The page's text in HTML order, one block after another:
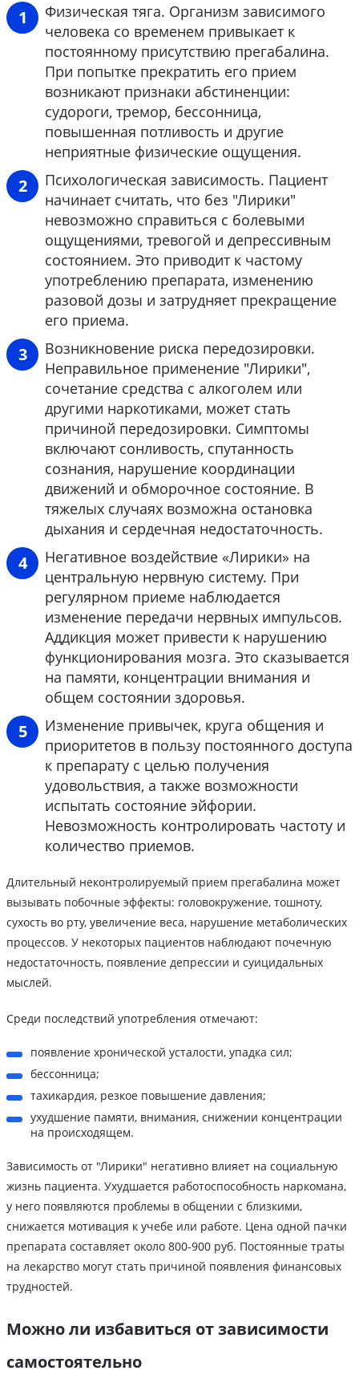
Физическая тяга. Организм зависимого
человека со временем привыкает к
постоянному присутствию прегабалина.
При попытке прекратить его прием
возникают признаки абстиненции:
судороги, тремор, бессонница,
повышенная потливость и другие
неприятные физические ощущения.
Психологическая зависимость. Пациент
начинает считать, что без "Лирики"
невозможно справиться с болевыми
ощущениями, тревогой и депрессивным
состоянием. Это приводит к частому
употреблению препарата, изменению
разовой дозы и затрудняет прекращение
его приема.
Возникновение риска передозировки.
Неправильное применение "Лирики",
сочетание средства с алкоголем или
другими наркотиками, может стать
причиной передозировки. Симптомы
включают сонливость, спутанность
сознания, нарушение координации
движений и обморочное состояние. В
тяжелых случаях возможна остановка
дыхания и сердечная недостаточность.
Негативное воздействие «Лирики» на
центральную нервную систему. При
регулярном приеме наблюдается
изменение передачи нервных импульсов.
Аддикция может привести к нарушению
функционирования мозга. Это сказывается
на памяти, концентрации внимания и
общем состоянии здоровья.
Изменение привычек, круга общения и
приоритетов в пользу постоянного доступа
к препарату с целью получения
удовольствия, а также возможности
испытать состояние эйфории.
Невозможность контролировать частоту и
количество приемов.
Длительный неконтролируемый прием прегабалина может
вызывать побочные эффекты: головокружение, тошноту,
сухость во рту, увеличение веса, нарушение метаболических
процессов. У некоторых пациентов наблюдают почечную
недостаточность, появление депрессии и суицидальных
мыслей.
Среди последствий употребления отмечают:
появление хронической усталости, упадка сил;
бессонница;
тахикардия, резкое повышение давления;
ухудшение памяти, внимания, снижении концентрации
на происходящем.
Зависимость от "Лирики" негативно влияет на социальную
жизнь пациента. Ухудшается работоспособность наркомана,
у него появляются проблемы в общении с близкими,
снижается мотивация к учебе или работе. Цена одной пачки
препарата составляет около 800-900 руб. Постоянные траты
на лекарство могут стать причиной появления финансовых
трудностей.
Можно ли избавиться от зависимости
самостоятельно